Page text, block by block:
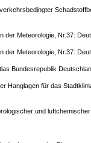
der Meteorologie, Nr.37:
der Meteorologie, Nr.37:
Bundesrepublik
Hanglagen für das
und